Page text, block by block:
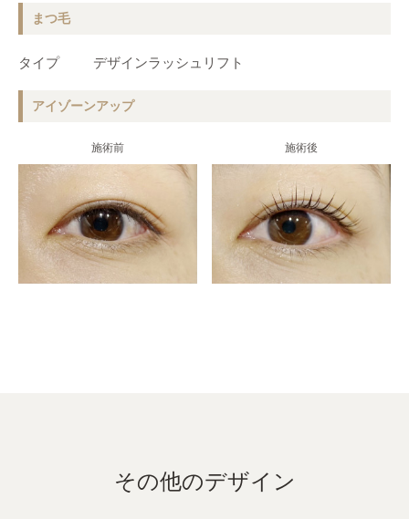
まつ毛
タイプ デザインラッシュリフト
アイゾーンアップ
施術前 施術後
その他のデザイン